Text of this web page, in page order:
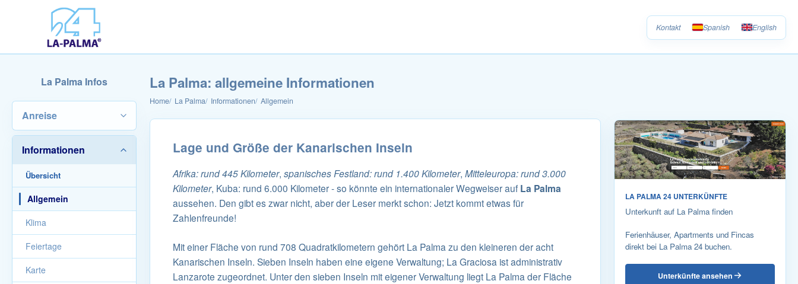
Kontakt Spanish English
La Palma Infos
Anreise
Informationen
Übersicht
Allgemein
Klima
Feiertage
Karte
La Palma: allgemeine Informationen
Home La Palma Informationen Allgemein
Lage und Größe der Kanarischen Inseln
Afrika: rund 445 Kilometer, spanisches Festland: rund 1.400 Kilometer, Mitteleuropa: rund 3.000
Kilometer, Kuba: rund 6.000 Kilometer - so könnte ein internationaler Wegweiser auf La Palma
aussehen. Den gibt es zwar nicht, aber der Leser merkt schon: Jetzt kommt etwas für
Zahlenfreunde!
Mit einer Fläche von rund 708 Quadratkilometern gehört La Palma zu den kleineren der acht
Kanarischen Inseln. Sieben Inseln haben eine eigene Verwaltung; La Graciosa ist administrativ
Lanzarote zugeordnet. Unter den sieben Inseln mit eigener Verwaltung liegt La Palma der Fläche
LA PALMA 24 UNTERKÜNFTE
Unterkunft auf La Palma finden
Ferienhäuser, Apartments und Fincas
direkt bei La Palma 24 buchen.
Unterkünfte ansehen